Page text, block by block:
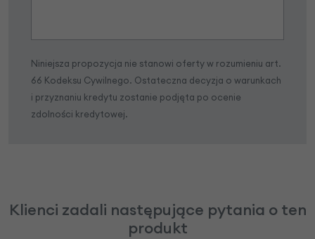
Niniejsza propozycja nie stanowi oferty w rozumieniu art.
66 Kodeksu Cywilnego. Ostateczna decyzja o warunkach
i przyznaniu kredytu zostanie podjęta po ocenie
zdolności kredytowej.
Klienci zadali następujące pytania o ten
produkt